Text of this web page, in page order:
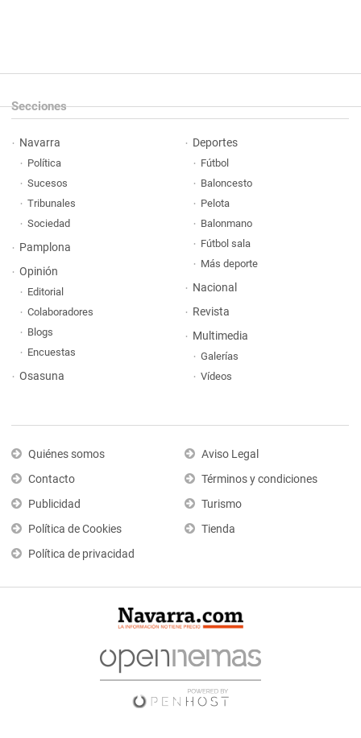
Secciones
Navarra
Política
Sucesos
Tribunales
Sociedad
Pamplona
Opinión
Editorial
Colaboradores
Blogs
Encuestas
Osasuna
Deportes
Fútbol
Baloncesto
Pelota
Balonmano
Fútbol sala
Más deporte
Nacional
Revista
Multimedia
Galerías
Vídeos
Quiénes somos
Contacto
Publicidad
Política de Cookies
Política de privacidad
Aviso Legal
Términos y condiciones
Turismo
Tienda